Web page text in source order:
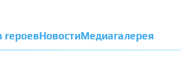
героевНовостиМедиагалерея